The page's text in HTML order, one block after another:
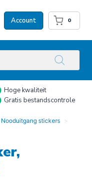
Account 0
Hoge kwaliteit
Gratis bestandscontrole
Nooduitgang stickers